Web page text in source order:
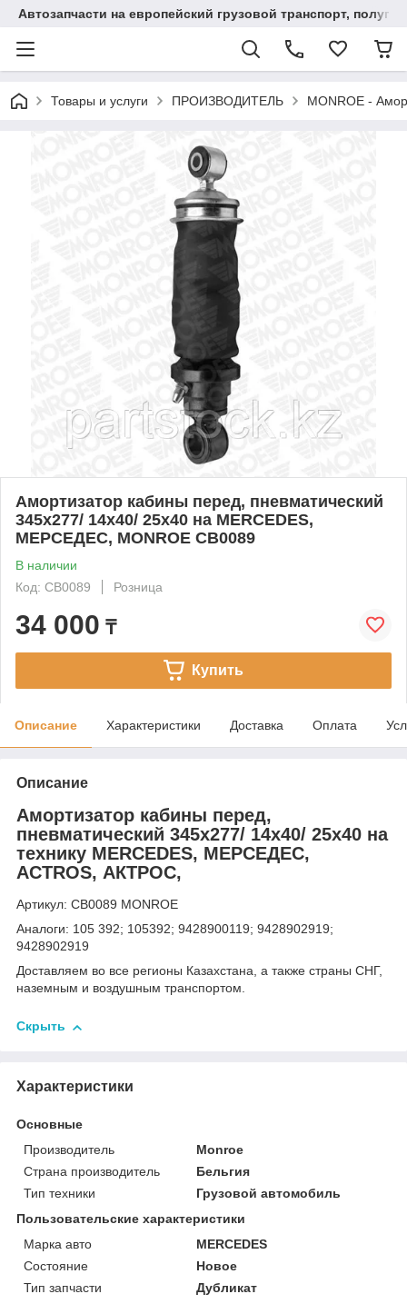
Автозапчасти на европейский грузовой транспорт,
Товары и услуги ПРОИЗВОДИТЕЛЬ MONROE -
Амортизатор кабины перед, пневматический
345x277/ 14x40/ 25x40 на MERCEDES,
МЕРСЕДЕС, MONROE CB0089
В наличии
Код: CB0089
Розница
34 000 ₸
Купить
Описание Характеристики Доставка Оплата
Описание
Амортизатор кабины перед,
пневматический 345x277/ 14x40/ 25x40 на
технику MERCEDES, МЕРСЕДЕС,
ACTROS, АКТРОС,
Артикул: CB0089 MONROE
Аналоги: 105 392; 105392; 9428900119; 9428902919;
9428902919
Доставляем во все регионы Казахстана, а также страны СНГ,
наземным и воздушным транспортом.
Скрыть
Характеристики
Основные
Производитель
Monroe
Страна производитель
Бельгия
Тип техники
Грузовой автомобиль
Пользовательские характеристики
Марка авто
MERCEDES
Состояние
Новое
Тип запчасти
Дубликат